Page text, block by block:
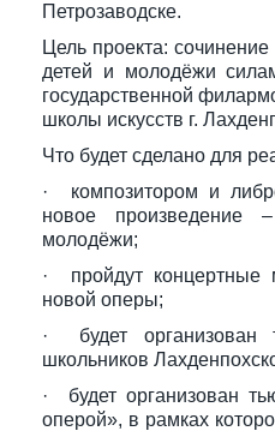
Петрозаводске.
Цель проекта:
детей и молодёжи
государственной
школы искусств г.
Что будет сделано для
· композитором и
новое
молодёжи;
· пройдут концертные
новой оперы;
· будет организован
школьников
· будет организован
оперой», в рамках